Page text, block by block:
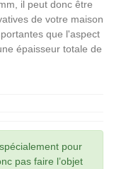
il peut donc être
de votre maison
que l'aspect
épaisseur totale de
pour
pas faire l’objet